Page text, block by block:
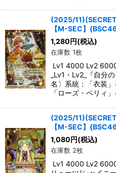
(2025/
【M-SEC】
1,280 円(税込)
在庫数 1枚
Lv1 4000 Lv2
_Lv1・Lv2_『自分
名〕系統：「衣装
「ローズ・ベリィ
(2025/
【M-SEC】
1,080 円(税込)
在庫数 2枚
Lv1 4000 Lv2